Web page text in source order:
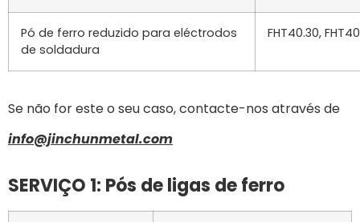
Pó de ferro reduzido para eléctrodos
de soldadura
FHT40.30,
Se não for este o seu caso, contacte-nos através de
info@jinchunmetal.com
SERVIÇO 1: Pós de ligas de ferro